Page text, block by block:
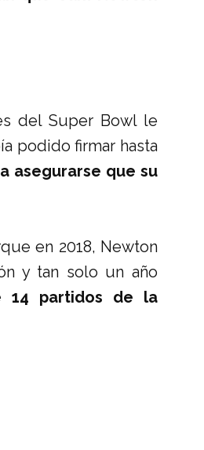
del Super Bowl le
podido firmar hasta
asegurarse que su
en 2018, Newton
y tan solo un año
14 partidos de la